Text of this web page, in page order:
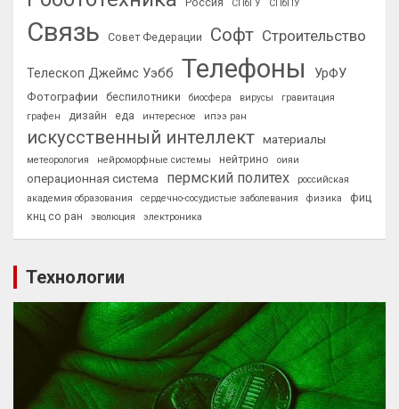
Россия СПбГУ СПбПУ
Связь Совет Федерации Софт Строительство
Телескоп Джеймс Уэбб Телефоны УрФУ
Фотографии беспилотники биосфера вирусы
гравитация
графен
дизайн еда интересное ипээ ран
искусственный интеллект материалы
метеорология нейроморфные системы нейтрино оияи
операционная система пермский политех
российская
академия образования
сердечно-сосудистые заболевания физика
фиц
кнц со ран
эволюция электроника
Технологии